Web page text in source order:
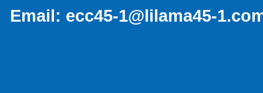
Email: ecc45-1@lilama45-